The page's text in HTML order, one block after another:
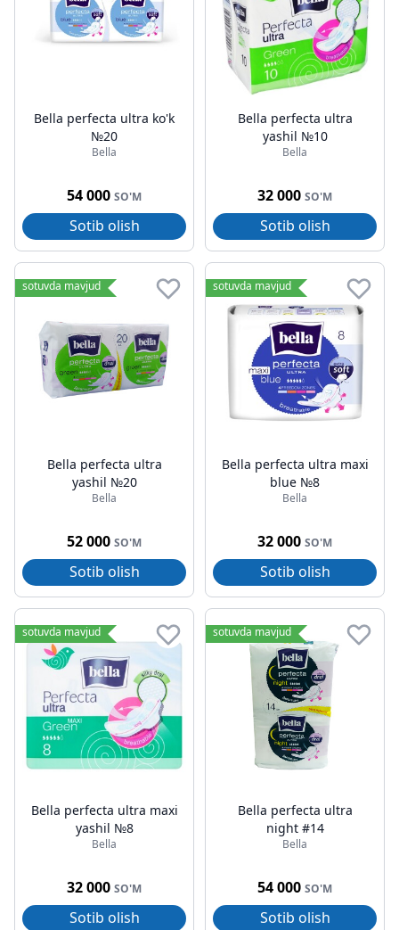
Bella perfecta ultra ko'k
№20
Bella
54 000 SO'M
Sotib olish
Bella perfecta ultra
yashil №10
Bella
32 000 SO'M
Sotib olish
sotuvda mavjud
Bella perfecta ultra
yashil №20
Bella
52 000 SO'M
Sotib olish
sotuvda mavjud
Bella perfecta ultra maxi
blue №8
Bella
32 000 SO'M
Sotib olish
sotuvda mavjud
Bella perfecta ultra maxi
yashil №8
Bella
32 000 SO'M
Sotib olish
sotuvda mavjud
Bella perfecta ultra
night #14
Bella
54 000 SO'M
Sotib olish